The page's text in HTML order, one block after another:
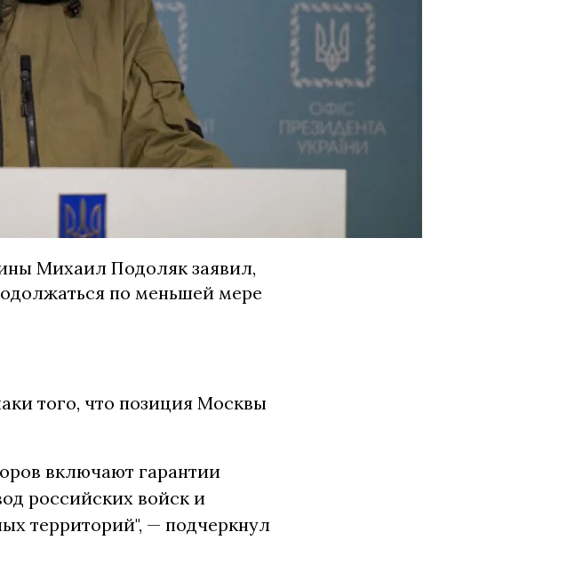
Михаил Подоляк заявил,
по меньшей мере
того, что позиция Москвы
включают гарантии
российских войск и
территорий", — подчеркнул